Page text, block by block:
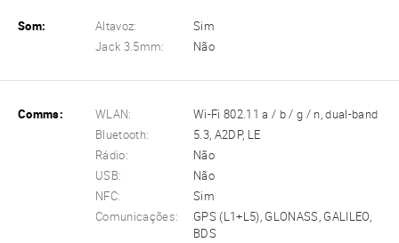
Som: Altavoz:
Sim
Jack 3.5mm:
Não
Comms: WLAN:
Wi-Fi 802.11 a / b / g / n, dual-band
Bluetooth:
5.3, A2DP, LE
Rádio:
Não
USB:
Não
NFC:
Sim
Comunicações:
GPS (L1+L5), GLONASS, GALILEO,
BDS